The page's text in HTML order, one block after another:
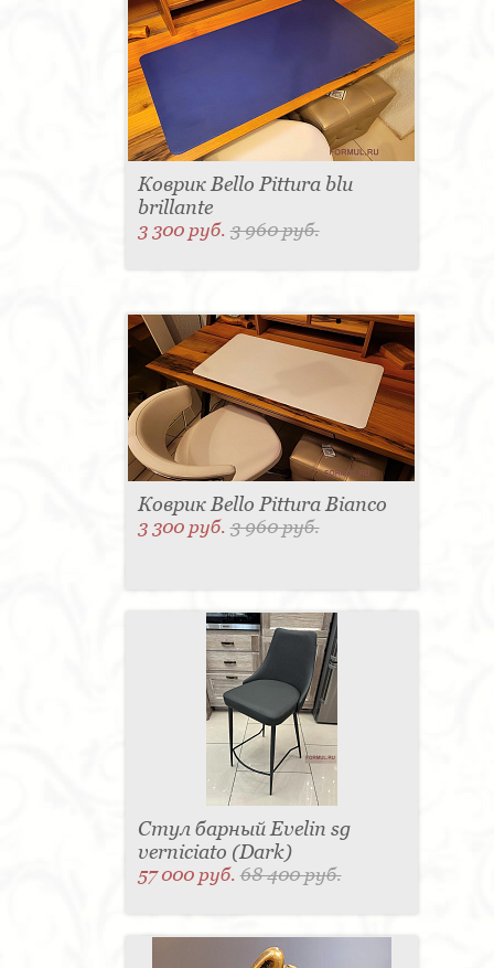
Коврик Bello Pittura blu
brillante
3 300 руб.3 960 руб.
Коврик Bello Pittura Bianco
3 300 руб.3 960 руб.
Стул барный Evelin sg
verniciato (Dark)
57 000 руб.68 400 руб.